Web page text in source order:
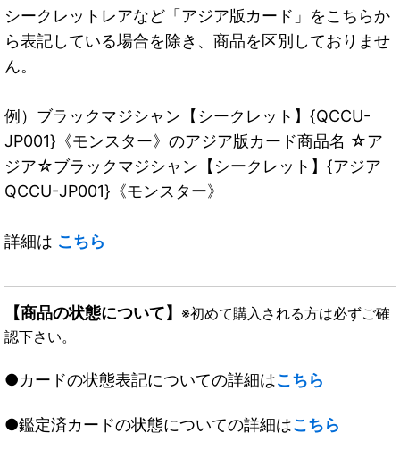
シークレットレアなど「アジア版カード」をこちらか
ら表記している場合を除き、商品を区別しておりませ
ん。
例）ブラックマジシャン【シークレット】{QCCU-
JP001}《モンスター》のアジア版カード商品名 ☆ア
ジア☆ブラックマジシャン【シークレット】{アジア
QCCU-JP001}《モンスター》
詳細は こちら
【商品の状態について】 ※初めて購入される方は必ずご確
認下さい。
●カードの状態表記についての詳細はこちら
●鑑定済カードの状態についての詳細はこちら